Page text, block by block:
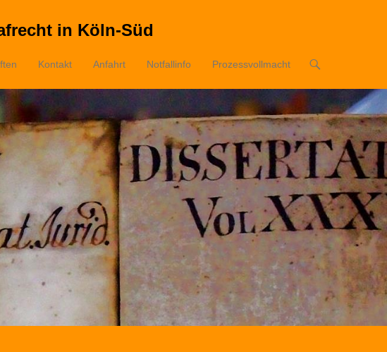
in Köln-Süd
Kontakt Anfahrt Notfallinfo Prozessvollmacht